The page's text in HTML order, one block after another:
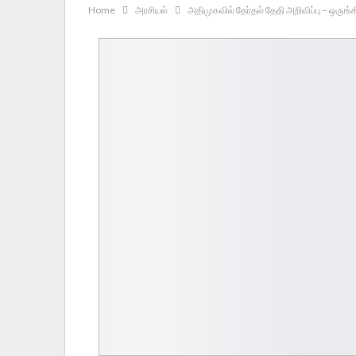
Home அரசியல் அதிமுகவில் தேர்தல் தேதி அறிவிப்பு –